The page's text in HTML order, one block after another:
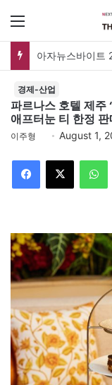
아자뉴스바이트
경제-산업
파르나스 호텔 제주
애프터눈 티 한정 판
이주형 August 1,